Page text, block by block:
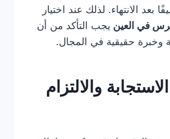
بعد الانتهاء. لذلك عند اختيار
في العين يجب التأكد من أن
وخبرة حقيقية في المجال.
والالتزام